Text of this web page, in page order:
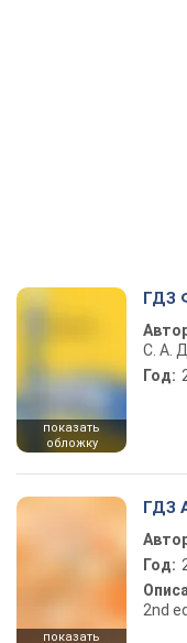
показать
обложку
ГДЗ
С. А.
Год:
показать
ГДЗ
Год:
2nd